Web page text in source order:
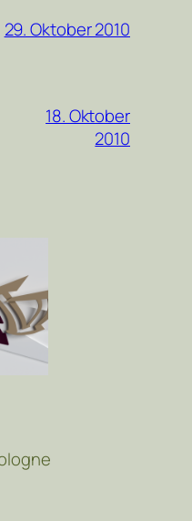
29. Oktober 2010
18. Oktober
2010